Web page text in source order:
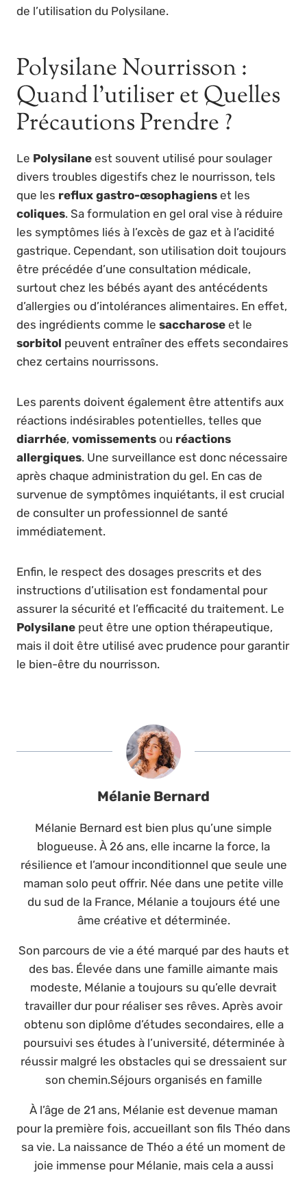
de l’utilisation du Polysilane.
Polysilane Nourrisson :
Quand l’utiliser et Quelles
Précautions Prendre ?
Le Polysilane est souvent utilisé pour soulager
divers troubles digestifs chez le nourrisson, tels
que les reflux gastro-œsophagiens et les
coliques. Sa formulation en gel oral vise à réduire
les symptômes liés à l’excès de gaz et à l’acidité
gastrique. Cependant, son utilisation doit toujours
être précédée d’une consultation médicale,
surtout chez les bébés ayant des antécédents
d’allergies ou d’intolérances alimentaires. En effet,
des ingrédients comme le saccharose et le
sorbitol peuvent entraîner des effets secondaires
chez certains nourrissons.
Les parents doivent également être attentifs aux
réactions indésirables potentielles, telles que
diarrhée, vomissements ou réactions
allergiques. Une surveillance est donc nécessaire
après chaque administration du gel. En cas de
survenue de symptômes inquiétants, il est crucial
de consulter un professionnel de santé
immédiatement.
Enfin, le respect des dosages prescrits et des
instructions d’utilisation est fondamental pour
assurer la sécurité et l’efficacité du traitement. Le
Polysilane peut être une option thérapeutique,
mais il doit être utilisé avec prudence pour garantir
le bien-être du nourrisson.
Mélanie Bernard
Mélanie Bernard est bien plus qu’une simple
blogueuse. À 26 ans, elle incarne la force, la
résilience et l’amour inconditionnel que seule une
maman solo peut offrir. Née dans une petite ville
du sud de la France, Mélanie a toujours été une
âme créative et déterminée.
Son parcours de vie a été marqué par des hauts et
des bas. Élevée dans une famille aimante mais
modeste, Mélanie a toujours su qu’elle devrait
travailler dur pour réaliser ses rêves. Après avoir
obtenu son diplôme d’études secondaires, elle a
poursuivi ses études à l’université, déterminée à
réussir malgré les obstacles qui se dressaient sur
son chemin.Séjours organisés en famille
À l’âge de 21 ans, Mélanie est devenue maman
pour la première fois, accueillant son fils Théo dans
sa vie. La naissance de Théo a été un moment de
joie immense pour Mélanie, mais cela a aussi